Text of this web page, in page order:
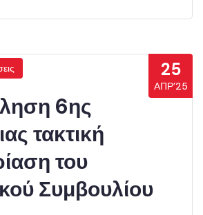
25
ΑΠΡ’25
6ης
τακτική
του
Συμβουλίου